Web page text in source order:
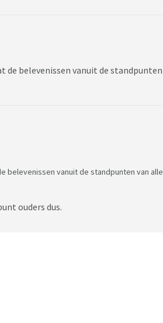
de belevenissen vanuit de standpunten
belevenissen vanuit de standpunten van alle
ouders dus.